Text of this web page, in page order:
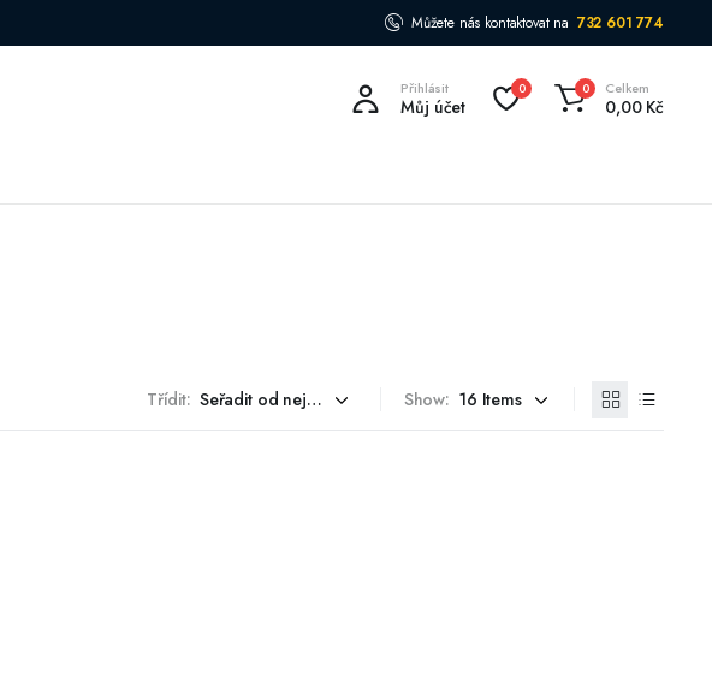
Můžete nás kontaktovat na 732 601 774
Přihlásit
Můj účet
0 0 Celkem
0,00 Kč
Třídit: Show: